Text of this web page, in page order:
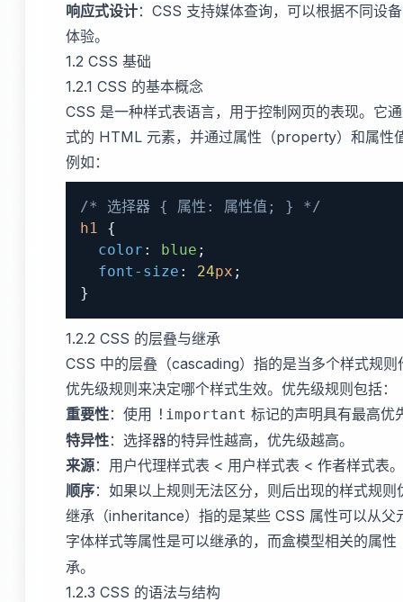
响应式设计：CSS 支持媒体查询，可以根据不同设
体验。
1.2 CSS 基础
1.2.1 CSS 的基本概念
CSS 是一种样式表语言，用于控制网页的表现。它
式的 HTML 元素，并通过属性（property）和属性
例如：
/* 选择器 { 属性: 属性值; } */
h1
{
color : blue ;
font-size : 24px ;
}
1.2.2 CSS 的层叠与继承
CSS 中的层叠（cascading）指的是当多个样式规
优先级规则来决定哪个样式生效。优先级规则包括：
重要性：使用 !important 标记的声明具有最高优
特异性：选择器的特异性越高，优先级越高。
来源：用户代理样式表 < 用户样式表 < 作者样式表。
顺序：如果以上规则无法区分，则后出现的样式规则
继承（inheritance）指的是某些 CSS 属性可以从父
字体样式等属性是可以继承的，而盒模型相关的属
承。
1.2.3 CSS 的语法与结构